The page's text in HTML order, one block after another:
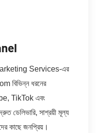
Services-এর
বিভিন্ন ধরনের
TikTok এবং
ডেলিভারি, সাশ্রয়ী মূল্য
কাছে জনপ্রিয়।